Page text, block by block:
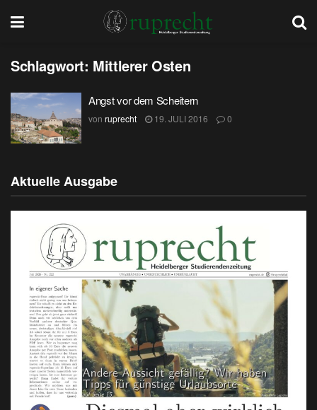
Schlagwort: Mittlerer Osten
Angst vor dem Scheitern
von ruprecht 19. JULI 2016 0
Aktuelle Ausgabe